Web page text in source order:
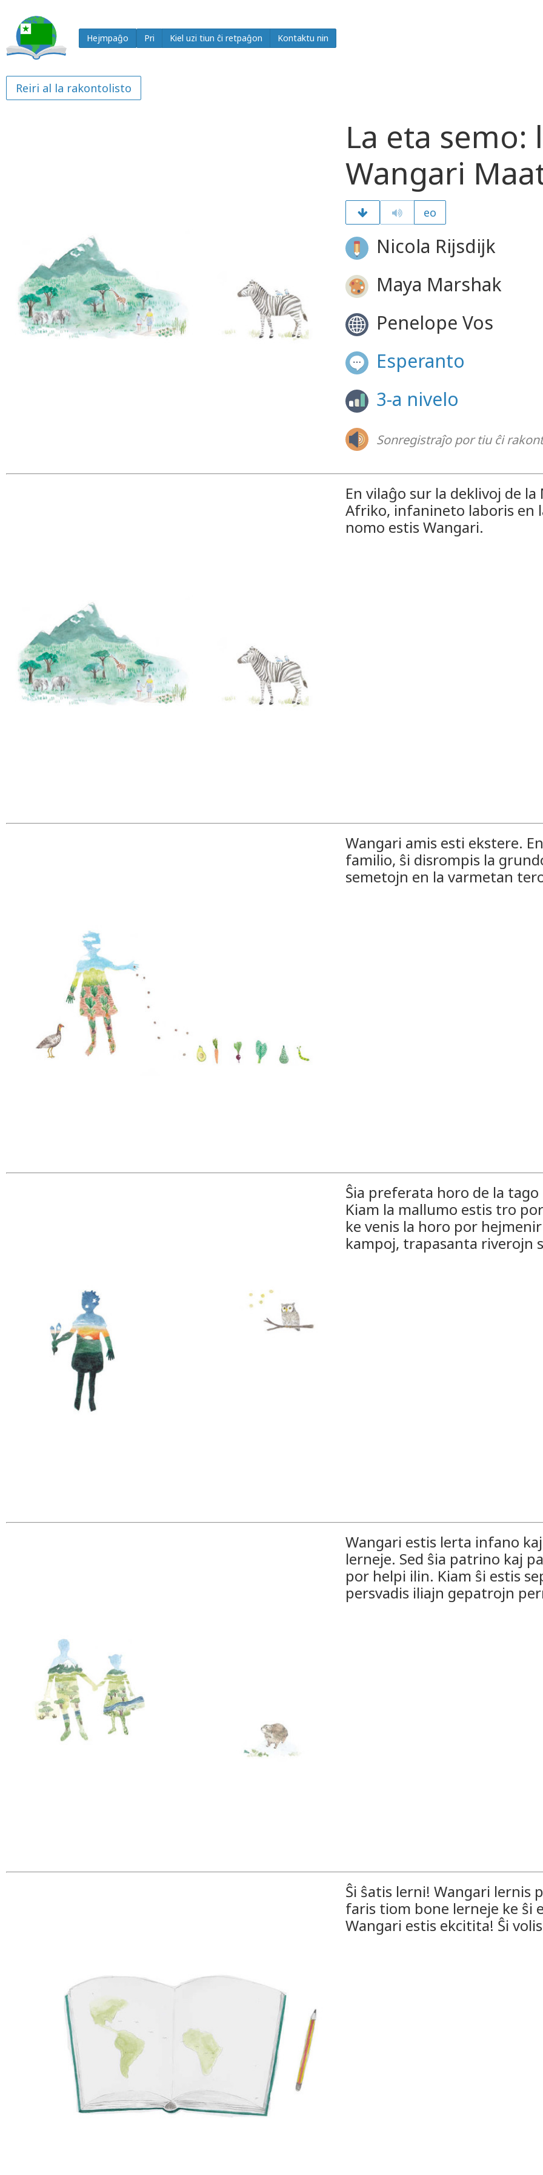
Hejmpaĝo Pri Kiel uzi tiun ĉi retpaĝon Kontaktu nin
Reiri al la rakontolisto
La eta
Wangari
eo
Nicola Rijsdijk
Maya Marshak
Penelope Vos
Esperanto
3-a nivelo
Sonregistraĵo por tiu ĉi
En vilaĝo sur la deklivoj de
Afriko, infanineto laboris en
nomo estis Wangari.
Wangari amis esti ekstere.
familio, ŝi disrompis la
semetojn en la varmetan
Ŝia preferata horo de la
Kiam la mallumo estis tro
ke venis la horo por
kampoj, trapasanta riverojn
Wangari estis lerta infano
lerneje. Sed ŝia patrino kaj
por helpi ilin. Kiam ŝi estis
persvadis iliajn gepatrojn
Ŝi ŝatis lerni! Wangari lernis
faris tiom bone lerneje ke ŝi
Wangari estis ekcitita! Ŝi